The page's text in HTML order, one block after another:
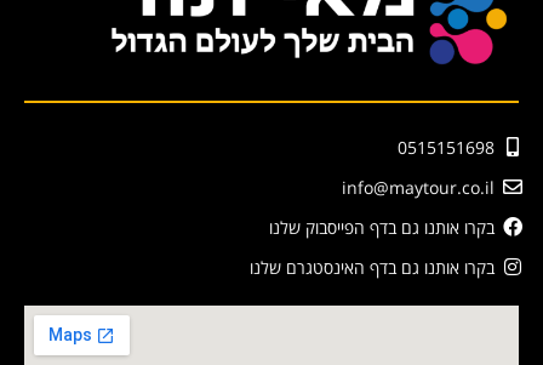
0515151698
info@maytour.co.il
בקרו אותנו גם בדף הפייסבוק שלנו
בקרו אותנו גם בדף האינסטגרם שלנו